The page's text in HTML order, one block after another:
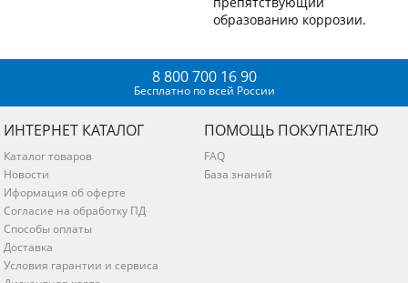
образованию коррозии.
8 800 700 16 90
Бесплатно по всей России
ИНТЕРНЕТ КАТАЛОГ
Каталог товаров
Новости
Иформация об оферте
Согласие на обработку ПД
Способы оплаты
Доставка
Условия гарантии и сервиса
ПОМОЩЬ ПОКУПАТЕЛЮ
FAQ
База знаний